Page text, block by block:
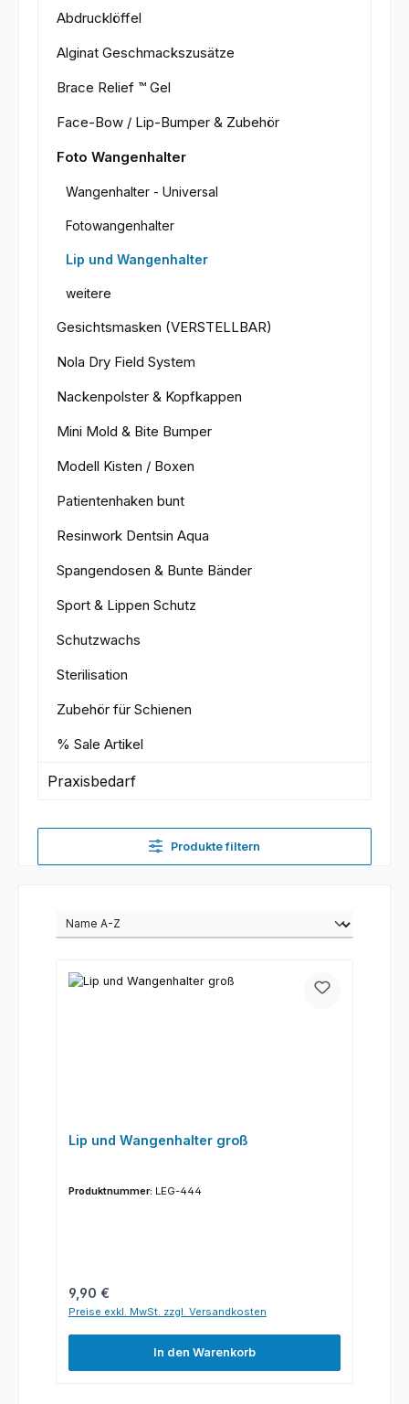
Abdrucklöffel
Alginat Geschmackszusätze
Brace Relief ™ Gel
Face-Bow / Lip-Bumper & Zubehör
Foto Wangenhalter
Wangenhalter - Universal
Fotowangenhalter
Lip und Wangenhalter
weitere
Gesichtsmasken (VERSTELLBAR)
Nola Dry Field System
Nackenpolster & Kopfkappen
Mini Mold & Bite Bumper
Modell Kisten / Boxen
Patientenhaken bunt
Resinwork Dentsin Aqua
Spangendosen & Bunte Bänder
Sport & Lippen Schutz
Schutzwachs
Sterilisation
Zubehör für Schienen
% Sale Artikel
Praxisbedarf
Produkte filtern
Lip und Wangenhalter groß
Produktnummer: LEG-444
Regulärer Preis:
9,90 €
Preise exkl. MwSt. zzgl. Versandkosten
In den Warenkorb